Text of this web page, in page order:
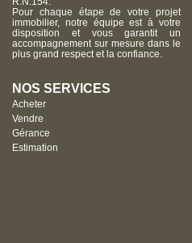
Pour chaque étape de votre projet
immobilier, notre équipe est à votre
disposition et vous garantit un
accompagnement sur mesure dans le
plus grand respect et la confiance.
NOS SERVICES
Acheter
Vendre
Gérance
Estimation